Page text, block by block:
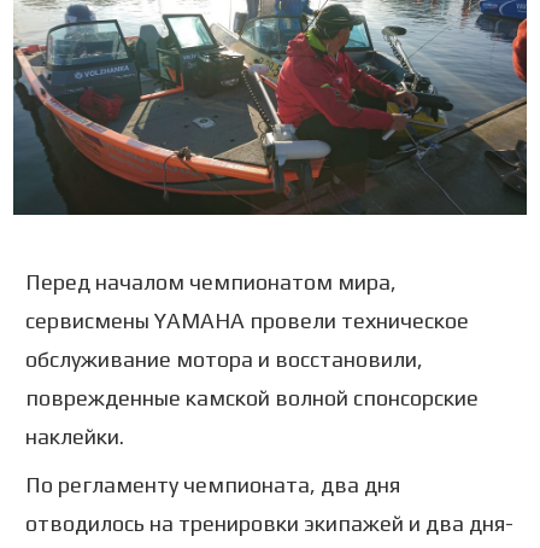
Перед началом чемпионатом мира,
сервисмены YAMAHA провели техническое
обслуживание мотора и восстановили,
поврежденные камской волной спонсорские
наклейки.
По регламенту чемпионата, два дня
отводилось на тренировки экипажей и два дня-